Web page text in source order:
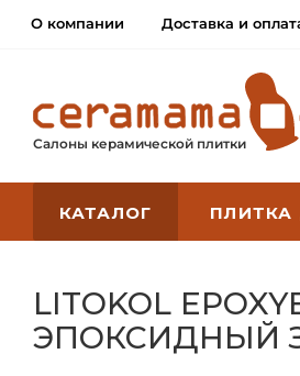
О компании Доставка и
Салоны керамической плитки
КАТАЛОГ ПЛИТКА
LITOKOL
ЭПОКСИДНЫЙ